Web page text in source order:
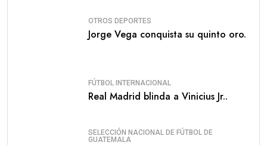
OTROS DEPORTES
Jorge Vega conquista su quinto oro.
FÚTBOL INTERNACIONAL
Real Madrid blinda a Vinicius Jr..
SELECCIÓN NACIONAL DE FÚTBOL DE
GUATEMALA